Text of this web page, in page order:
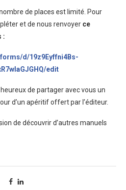
de places est limité. Pour
et de nous renvoyer ce
:
d/19z9Eyffni4Bs-
edit
de partager avec vous un
d’un apéritif offert par l’éditeur.
de découvrir d’autres manuels